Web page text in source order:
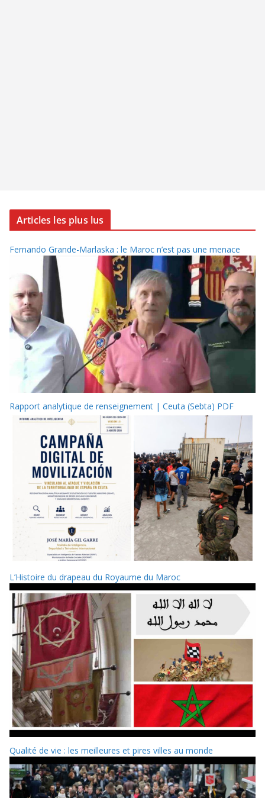
Articles les plus lus
Fernando Grande-Marlaska : le Maroc n’est pas une menace
Rapport analytique de renseignement | Ceuta (Sebta) PDF
L’Histoire du drapeau du Royaume du Maroc
Qualité de vie : les meilleures et pires villes au monde